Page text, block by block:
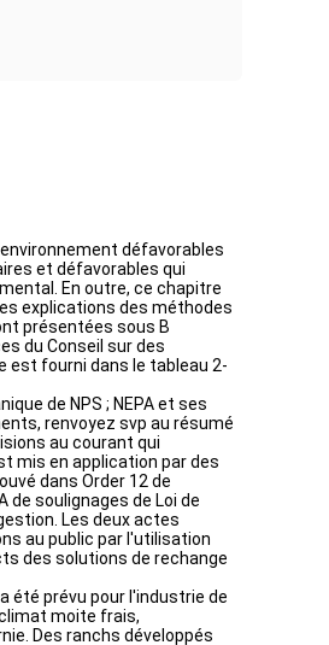
défavorables
et défavorables qui
En outre, ce chapitre
explications des méthodes
présentées sous B
du Conseil sur des
est fourni dans le tableau 2-
de NPS ; NEPA et ses
renvoyez svp au résumé
au courant qui
mis en application par des
dans Order 12 de
de soulignages de Loi de
Les deux actes
au public par l'utilisation
des solutions de rechange
été prévu pour l'industrie de
moite frais,
Des ranchs développés